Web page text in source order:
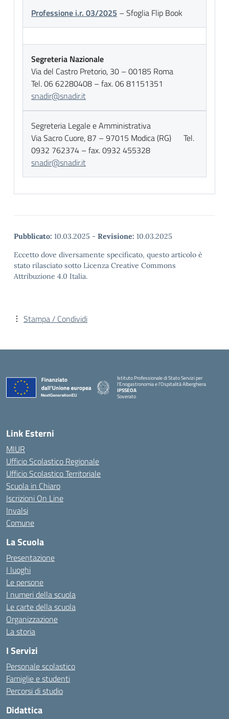
Professione i.r. 03/2025 – Sfoglia Flip Book
Segreteria Nazionale
Via del Castro Pretorio, 30 – 00185 Roma
Tel. 06 62280408 – fax. 06 81151351
snadir@snadir.it
Segreteria Legale e Amministrativa
Via Sacro Cuore, 87 – 97015 Modica (RG) Tel.
0932 762374 – fax. 0932 455328
snadir@snadir.it
Pubblicato: 10.03.2025 - Revisione: 10.03.2025
Eccetto dove diversamente specificato, questo articolo è
stato rilasciato sotto Licenza Creative Commons
Attribuzione 4.0 Italia.
Stampa / Condividi
Istituto Professionale di Stato Servizi per
l'Enogastronomia e l'Ospitalità Alberghiera
IPSSEOA
Soverato
Link Esterni
MIUR
Ufficio Scolastico Regionale
Ufficio Scolastico Territoriale
Scuola in Chiaro
Iscrizioni On Line
Invalsi
Comune
La Scuola
Presentazione
I luoghi
Le persone
I numeri della scuola
Le carte della scuola
Organizzazione
La storia
I Servizi
Personale scolastico
Famiglie e studenti
Percorsi di studio
Didattica